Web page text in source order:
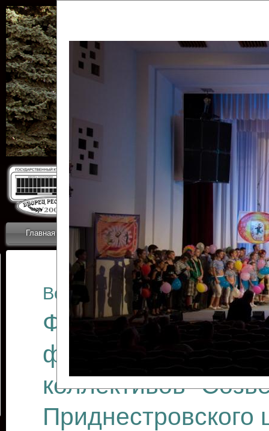
Главная Приветствие Новости
ОТЧЕТЫ ГКЦ
Все отчеты
Финал
фестиваля
коллективов
Приднестровского